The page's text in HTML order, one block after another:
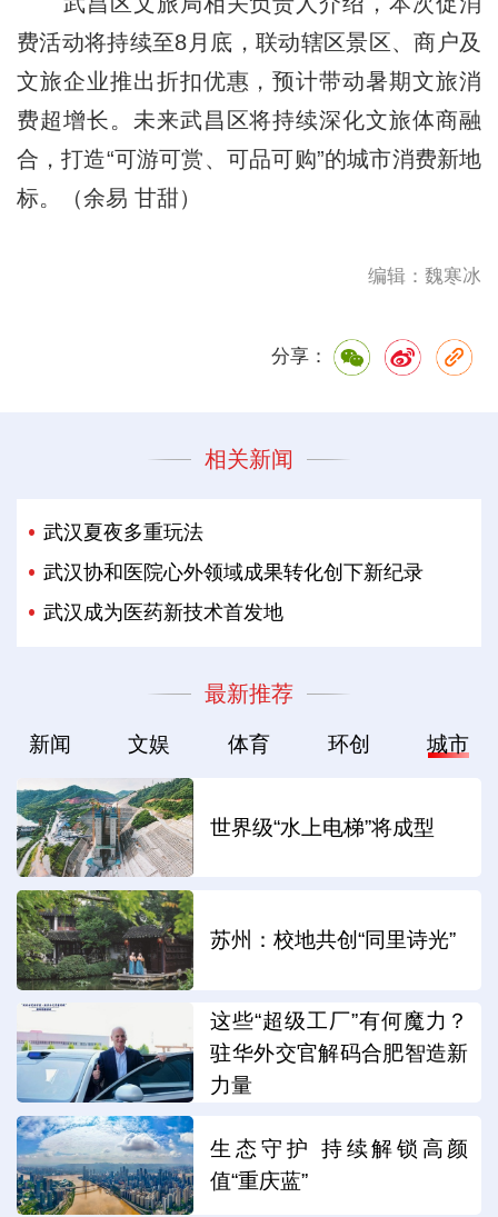
费活动将持续至8月底，联动辖区景区、商户及
文旅企业推出折扣优惠，预计带动暑期文旅消
费超增长。未来武昌区将持续深化文旅体商融
合，打造“可游可赏、可品可购”的城市消费新地
标。（余易 甘甜）
编辑：魏寒冰
分享：
相关新闻
武汉夏夜多重玩法
武汉协和医院心外领域成果转化创下新纪录
武汉成为医药新技术首发地
最新推荐
新闻 文娱 体育 环创 城市
世界级“水上电梯”将成型
苏州：校地共创“同里诗光”
这些“超级工厂”有何魔力？
驻华外交官解码合肥智造新
力量
生态守护 持续解锁高颜
值“重庆蓝”